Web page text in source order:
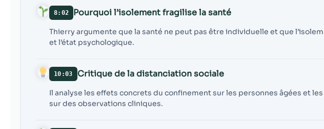
8:02 Pourquoi l’isolement fragilise la santé
Thierry argumente que la santé ne peut pas être individuelle et que
et l’état psychologique.
10:03 Critique de la distanciation sociale
Il analyse les effets concrets du confinement sur les personnes âgées et
sur des observations cliniques.